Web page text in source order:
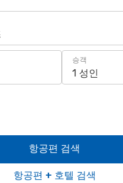
승객
1 성인
항공편 + 호텔 검색
항공편 검색